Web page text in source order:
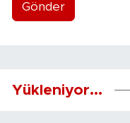
Gönder
Yükleniyor...